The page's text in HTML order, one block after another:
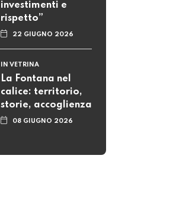
investimenti e
rispetto”
22 GIUGNO 2026
IN VETRINA
La Fontana nel
calice: territorio,
storie, accoglienza
08 GIUGNO 2026